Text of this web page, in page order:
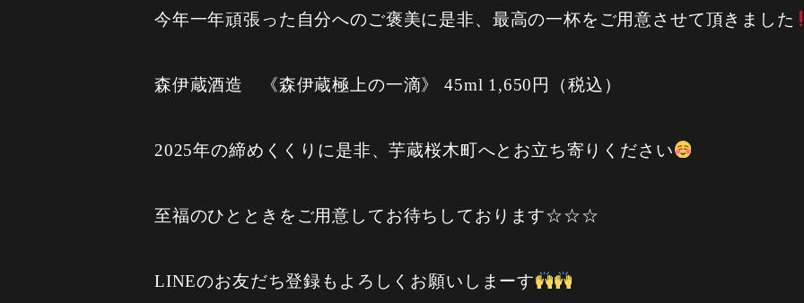
今年一年頑張った自分へのご褒美に是非、最高の一杯をご用意させて頂きました
森伊蔵酒造 《森伊蔵極上の一滴》 45ml 1,650円（税込）
2025年の締めくくりに是非、芋蔵桜木町へとお立ち寄りください
至福のひとときをご用意してお待ちしております☆☆☆
LINEのお友だち登録もよろしくお願いしまーす